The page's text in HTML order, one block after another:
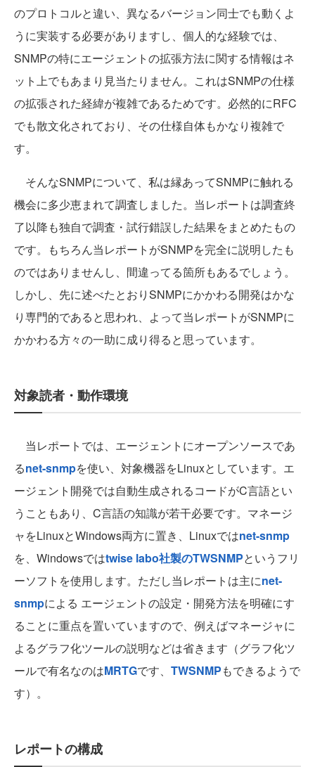
のプロトコルと違い、異なるバージョン同士でも動くよ
うに実装する必要がありますし、個人的な経験では、
SNMPの特にエージェントの拡張方法に関する情報はネ
ット上でもあまり見当たりません。これはSNMPの仕様
の拡張された経緯が複雑であるためです。必然的にRFC
でも散文化されており、その仕様自体もかなり複雑で
す。
そんなSNMPについて、私は縁あってSNMPに触れる
機会に多少恵まれて調査しました。当レポートは調査終
了以降も独自で調査・試行錯誤した結果をまとめたもの
です。もちろん当レポートがSNMPを完全に説明したも
のではありませんし、間違ってる箇所もあるでしょう。
しかし、先に述べたとおりSNMPにかかわる開発はかな
り専門的であると思われ、よって当レポートがSNMPに
かかわる方々の一助に成り得ると思っています。
対象読者・動作環境
当レポートでは、エージェントにオープンソースであ
るnet-snmpを使い、対象機器をLinuxとしています。エ
ージェント開発では自動生成されるコードがC言語とい
うこともあり、C言語の知識が若干必要です。マネージ
ャをLinuxとWindows両方に置き、Linuxではnet-snmp
を、Windowsではtwise labo社製のTWSNMPというフリ
ーソフトを使用します。ただし当レポートは主にnet-
snmpによる エージェントの設定・開発方法を明確にす
ることに重点を置いていますので、例えばマネージャに
よるグラフ化ツールの説明などは省きます（グラフ化ツ
ールで有名なのはMRTGです、 TWSNMPもできるようで
す）。
レポートの構成